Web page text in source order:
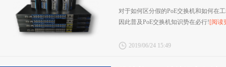
对于如何区分假的PoE交换机和如何在
因此普及PoE交换机知识势在必行![阅读
2019/06/24 15:49